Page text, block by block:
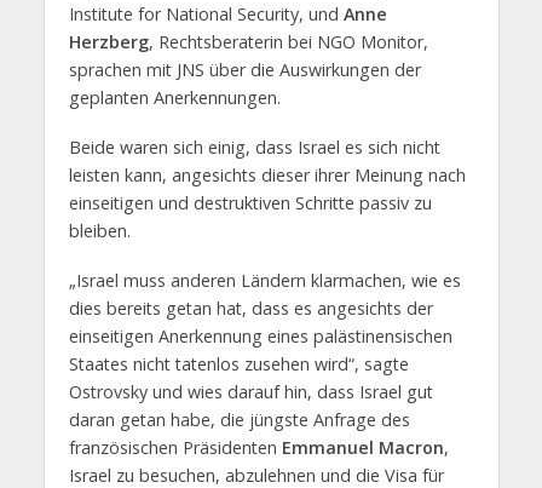
Institute for National Security, und Anne
Herzberg, Rechtsberaterin bei NGO Monitor,
sprachen mit JNS über die Auswirkungen der
geplanten Anerkennungen.
Beide waren sich einig, dass Israel es sich nicht
leisten kann, angesichts dieser ihrer Meinung nach
einseitigen und destruktiven Schritte passiv zu
bleiben.
„Israel muss anderen Ländern klarmachen, wie es
dies bereits getan hat, dass es angesichts der
einseitigen Anerkennung eines palästinensischen
Staates nicht tatenlos zusehen wird“, sagte
Ostrovsky und wies darauf hin, dass Israel gut
daran getan habe, die jüngste Anfrage des
französischen Präsidenten Emmanuel Macron,
Israel zu besuchen, abzulehnen und die Visa für